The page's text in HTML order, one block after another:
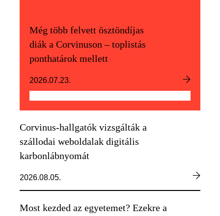
Még több felvett ösztöndíjas
diák a Corvinuson – toplistás
ponthatárok mellett
2026.07.23.
Corvinus-hallgatók vizsgálták a
szállodai weboldalak digitális
karbonlábnyomát
2026.08.05.
Most kezded az egyetemet? Ezekre a